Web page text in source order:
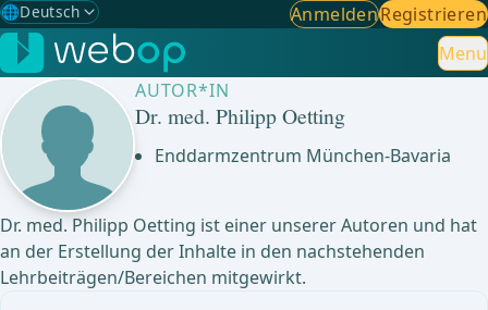
🌐Deutsch
Gewählte Sprache: Deutsch
🇩🇪 Deutsch ✓
🇬🇧
Spanisch
🇧🇷 Brasilianisch
AnmeldenRegistrieren
Menu
AUTOR*IN
Dr. med. Philipp Oetting
Enddarmzentrum München-Bavaria
Dr. med. Philipp Oetting ist einer unserer Autoren und hat
an der Erstellung der Inhalte in den nachstehenden
Lehrbeiträgen/Bereichen mitgewirkt.